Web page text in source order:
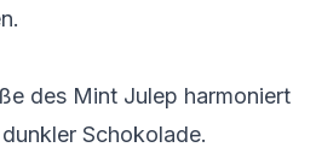
des Mint Julep harmoniert
Schokolade.